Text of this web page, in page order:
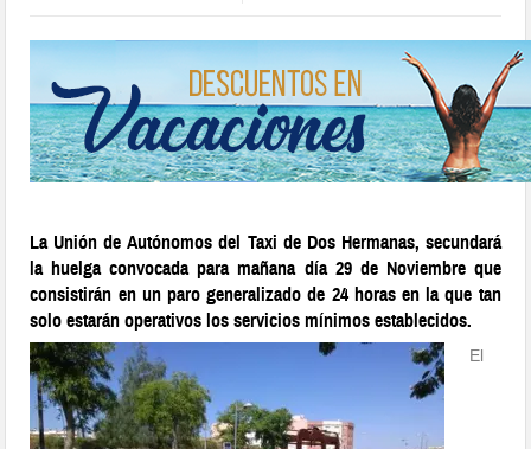
La Unión de Autónomos del Taxi de Dos Hermanas, secundará
la huelga convocada para mañana día 29 de Noviembre que
consistirán en un paro generalizado de 24 horas en la que tan
solo estarán operativos los servicios mínimos establecidos.
El